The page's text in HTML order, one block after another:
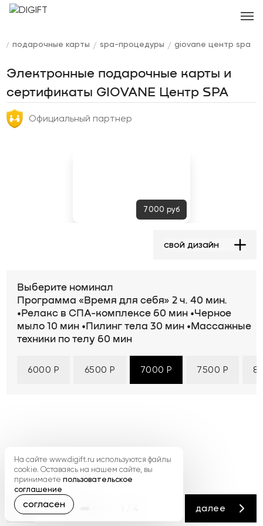
/ подарочные карты / spa-процедуры / giovane центр spa
Электронные подарочные карты и
сертификаты GIOVANE Центр SPA
Официальный партнер
7000 руб
свой дизайн
Выберите номинал
Программа «Время для себя» 2 ч. 40 мин.
•Релакс в СПА-комплексе 60 мин •Черное
мыло 10 мин •Пилинг тела 30 мин •Массажные
техники по телу 60 мин
6000 Р 6500 Р 7000 Р 7500 Р
далее
На сайте www.digift.ru используются файлы
cookie. Оставаясь на нашем сайте, вы
принимаете пользовательское
соглашение
согласен